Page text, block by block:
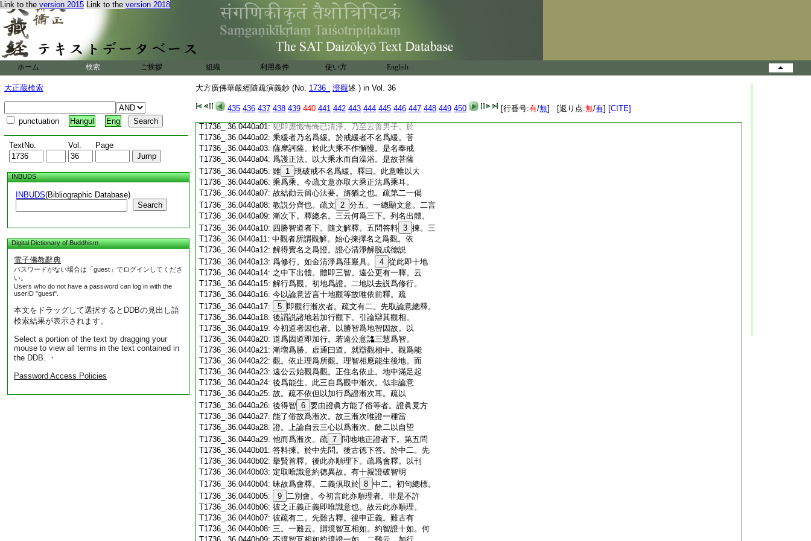
Link to the version 2015 Link to the version 2018
ホーム 検索 ご挨拶 組織 利用条件 使い方 English
大正蔵検索
punctuation Hangul Eng
TextNo. Vol. Page
INBUDS
INBUDS(Bibliographic Database)
Search
Digital Dictionary of Buddhism
電子佛教辭典
パスワードがない場合は「guest」でログインしてくださ
い。
Users who do not have a password can log in with the
userID "guest".
本文をドラッグして選択するとDDBの見出し語
検索結果が表示されます。
Select a portion of the text by dragging your
mouse to view all terms in the text contained in
the DDB. ・
Password Access Policies
大方廣佛華嚴經隨疏演義鈔 (No. 1736_ 澄觀述 ) in Vol. 36
435 436 437 438 439 440 441 442 443 444 445 446 447 448 449 450 [行番号:有/無] [返り点:無/有] [CITE]
T1736_.36.0439c19:未得道此業最強。強者先牽必昇善處。隨
T1736_.36.0439c20:戒優劣欲色等殊。隨乘勝劣運出亦異。若
T1736_.36.0439c21:一乘急即於人天身中聞華嚴等。四乘戒倶
T1736_.36.0439c22:緩者。謂具犯衆戒。又復無乘。永墜泥犁失
人天報。神明闇塞無得道期。展轉沈淪不
可度脱。疏今海水劫火下。第二會釋經文
T1736_.36.0439c25:可知。疏勉旃下。結勸引證。引證即涅槃第
T1736_.36.0439c26:
15
六。因明菩薩忘犯護法。迦葉菩薩白佛言。
T1736_.36.0439c27:世尊如是菩薩摩訶薩。於戒
T1736_.36.0439c28: 戒爲具在不。佛言。善男子汝今不應作如
T1736_.36.0440a01: 犯即應懺悔悔已清淨。乃至云善男子。於
T1736_.36.0440a02: 乘緩者乃名爲緩。於戒緩者不名爲緩。菩
T1736_.36.0440a03: 薩摩訶薩。於此大乘不作懈慢。是名奉戒
T1736_.36.0440a04: 爲護正法。以大乘水而自澡浴。是故菩薩
T1736_.36.0440a05: 雖 1 現破戒不名爲緩。釋曰。此意唯以大
T1736_.36.0440a06: 乘爲乘。今疏文意亦取大乘正法爲乘耳。
T1736_.36.0440a07: 故結勸云留心法要。旃猶之也。疏第二一偈
T1736_.36.0440a08: 教説分齊也。疏文 2 分五。一總顯文意。二言
T1736_.36.0440a09: 漸次下。釋總名。三云何爲三下。列名出體。
T1736_.36.0440a10: 四勝智道者下。隨文解釋。五問答料 3 揀。三
T1736_.36.0440a11: 中觀者所謂觀解。始心揀擇名之爲觀。依
T1736_.36.0440a12: 解得實名之爲證。證心清淨解脱成徳説
T1736_.36.0440a13: 爲修行。如金清淨爲莊嚴具。 4 從此即十地
T1736_.36.0440a14: 之中下出體。體即三智。遠公更有一釋。云
T1736_.36.0440a15: 解行爲觀。初地爲證。二地以去説爲修行。
T1736_.36.0440a16: 今以論意皆言十地觀等故唯依前釋。疏
T1736_.36.0440a17:
5 即觀行漸次者。疏文有二。先取論意總釋。
T1736_.36.0440a18: 後謂説諸地若加行觀下。引論辯其觀相。
T1736_.36.0440a19: 今初道者因也者。以勝智爲地智因故。以
T1736_.36.0440a20: 道爲因道即加行。若遠公意詺三慧爲智。
T1736_.36.0440a21: 漸増爲勝。虚通曰道。就辯觀相中。觀爲能
T1736_.36.0440a22: 觀。依止理爲所觀。理智相應能生後地。而
T1736_.36.0440a23: 遠公云始觀爲觀。正住名依止。地中滿足起
T1736_.36.0440a24: 後爲能生。此三自爲觀中漸次。似非論意
T1736_.36.0440a25: 故。疏不依但以加行爲證漸次耳。疏以
T1736_.36.0440a26: 後得智 6 要由證眞方能了俗等者。證眞竟方
T1736_.36.0440a27: 能了俗故爲漸次。故三漸次唯證一種當
T1736_.36.0440a28: 證。上論自云三心以爲漸次。餘二以自望
T1736_.36.0440a29: 他而爲漸次。疏 7 問地地正證者下。第五問
T1736_.36.0440b01: 答料揀。於中先問。後古徳下答。於中二。先
T1736_.36.0440b02: 擧賢首釋。後此亦順理下。疏爲會釋。以刊
T1736_.36.0440b03: 定取唯識意約徳異故。有十親證破智明
T1736_.36.0440b04: 昧故爲會釋。二義倶取於 8 中二。初句總標。
T1736_.36.0440b05:
9 二別會。今初言此亦順理者。非是不許
T1736_.36.0440b06: 彼之正義正義即唯識意也。故云此亦順理。
T1736_.36.0440b07: 彼疏有二。先難古釋。後申正義。難古有
T1736_.36.0440b08: 三。一難云。謂境智互相如。約智證十如。何